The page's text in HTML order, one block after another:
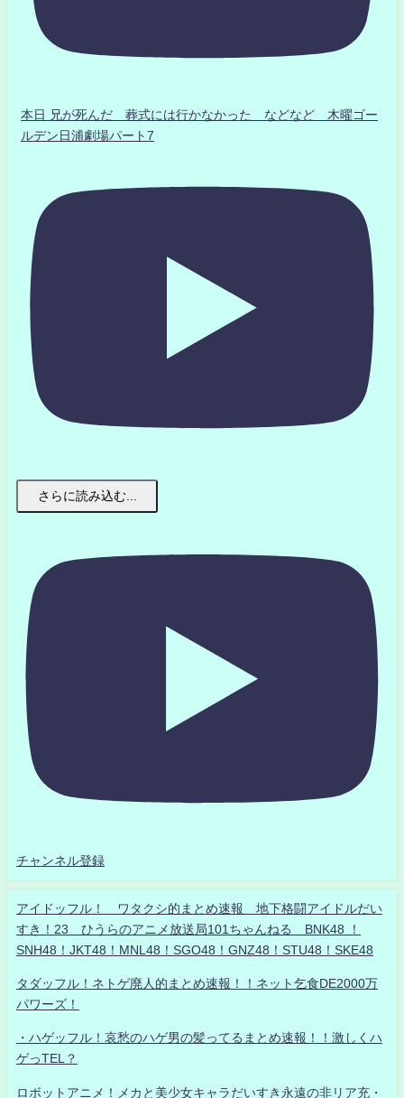
本日 兄が死んだ 葬式には行かなかった などなど 木曜ゴー
ルデン日浦劇場パート7
さらに読み込む...
チャンネル登録
アイドッフル！ ワタクシ的まとめ速報 地下格闘アイドルだい
すき！23 ひうらのアニメ放送局101ちゃんねる BNK48 ！
SNH48！JKT48！MNL48！SGO48！GNZ48！STU48！SKE48
タダッフル！ネトゲ廃人的まとめ速報！！ネット乞食DE2000万
パワーズ！
・ハゲッフル！哀愁のハゲ男の髪ってるまとめ速報！！激しくハ
ゲっTEL？
ロボットアニメ！メカと美少女キャラだいすき永遠の非リア充・